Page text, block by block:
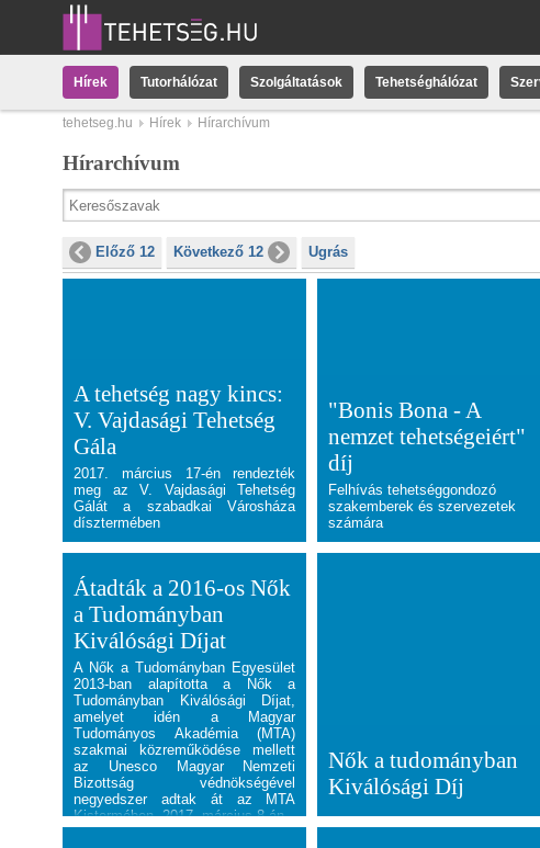
Hírek Tutorhálózat Szolgáltatások Tehetséghálózat
tehetseg.hu Hírek Hírarchívum
Hírarchívum
Előző 12 Következő 12 Ugrás
A tehetség nagy kincs:
V. Vajdasági Tehetség
Gála
2017. március 17-én rendezték
meg az V. Vajdasági Tehetség
Gálát a szabadkai Városháza
dísztermében
"Bonis Bona - A
nemzet tehetségeiért"
díj
Felhívás tehetséggondozó
szakemberek és szervezetek
számára
Átadták a 2016-os Nők
a Tudományban
Kiválósági Díjat
A Nők a Tudományban Egyesület
2013-ban alapította a Nők a
Tudományban Kiválósági Díjat,
amelyet idén a Magyar
Tudományos Akadémia (MTA)
szakmai közreműködése mellett
az Unesco Magyar Nemzeti
Bizottság védnökségével
negyedszer adtak át az MTA
Kistermében, 2017. március 8-án.
Nők a tudományban
Kiválósági Díj